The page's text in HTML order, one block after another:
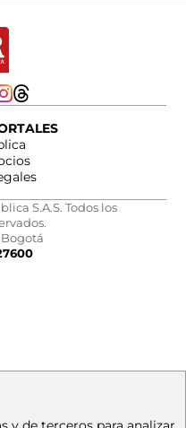
S.A.S. Todos los
Bogotá